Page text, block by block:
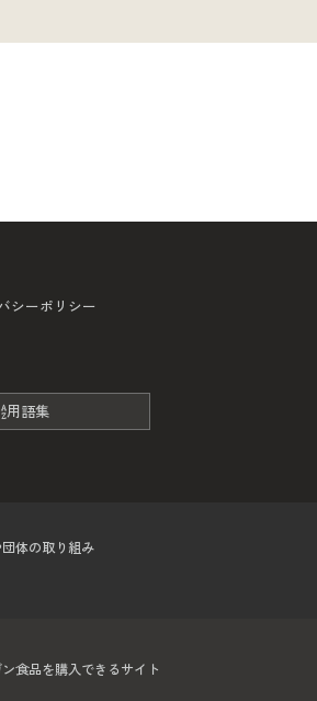
シーポリシー
用語集
体の取り組み
食品を購入できるサイト